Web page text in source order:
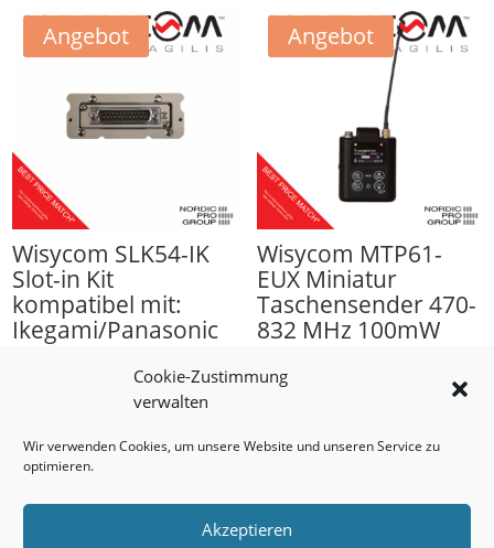
Cookie-Zustimmung
verwalten
Wir verwenden Cookies, um unsere Website und unseren Service zu
optimieren.
Akzeptieren
Angebot
Wisycom SLK54-IK
Slot-in Kit
kompatibel mit:
Ikegami/Panasonic
camera, Superslot
Ursprünglicher
war:
Aktueller
ist:
Angebot
Wisycom MTP61-
EUX Miniatur
Taschensender 470-
832 MHz 100mW
2.350,00 €1.833,00 €.